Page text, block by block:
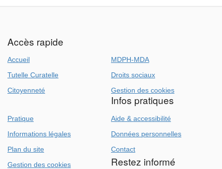
Accès rapide
Accueil
MDPH-MDA
Tutelle Curatelle
Droits sociaux
Citoyenneté
Gestion des cookies
Infos pratiques
Pratique
Aide & accessibilité
Informations légales
Données personnelles
Plan du site
Contact
Gestion des cookies
Restez informé